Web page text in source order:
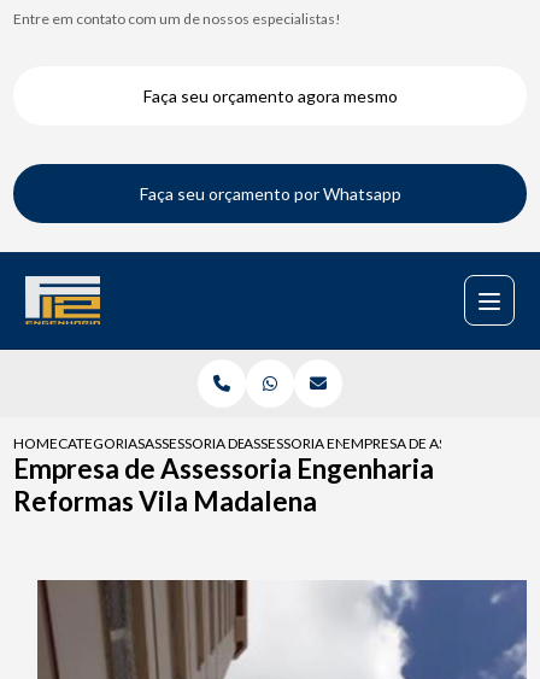
Entre em contato com um de nossos especialistas!
Faça seu orçamento agora mesmo
Faça seu orçamento por Whatsapp
HOMECATEGORIASASSESSORIA DE ENGENHARIAASSESSORIA ENGENHARIA PARA
EMPRESA DE ASSESSORIA
Empresa de Assessoria Engenharia
Reformas Vila Madalena